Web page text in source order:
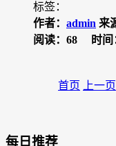
标签：
作者： admin 来
阅读：68
时间
首页 上一页
每日推荐